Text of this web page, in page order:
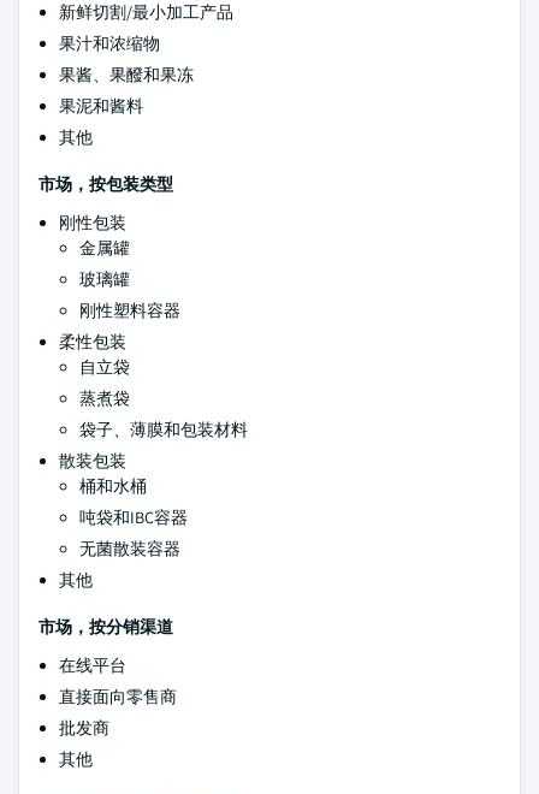
新鲜切割/最小加工产品
果汁和浓缩物
果酱、果醱和果冻
果泥和酱料
其他
市场，按包装类型
刚性包装
金属罐
玻璃罐
刚性塑料容器
柔性包装
自立袋
蒸煮袋
袋子、薄膜和包装材料
散装包装
桶和水桶
吨袋和IBC容器
无菌散装容器
其他
市场，按分销渠道
在线平台
直接面向零售商
批发商
其他